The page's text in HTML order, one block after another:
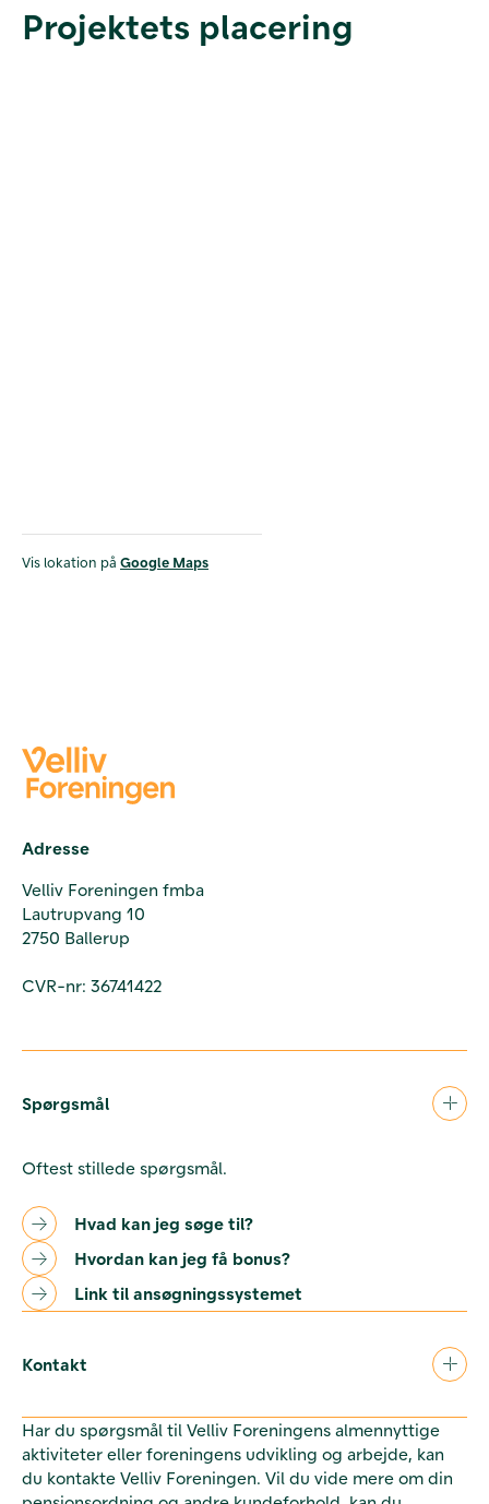
Projektets placering
Vis lokation på Google Maps
Adresse
Velliv Foreningen fmba
Lautrupvang 10
2750 Ballerup
CVR-nr: 36741422
Spørgsmål
Oftest stillede spørgsmål.
Hvad kan jeg søge til?
Hvordan kan jeg få bonus?
Link til ansøgningssystemet
Kontakt
Har du spørgsmål til Velliv Foreningens almennyttige
aktiviteter eller foreningens udvikling og arbejde, kan
du kontakte Velliv Foreningen. Vil du vide mere om din